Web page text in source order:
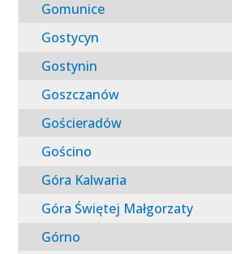
Gomunice
Gostycyn
Gostynin
Goszczanów
Gościeradów
Gościno
Góra Kalwaria
Góra Świętej Małgorzaty
Górno